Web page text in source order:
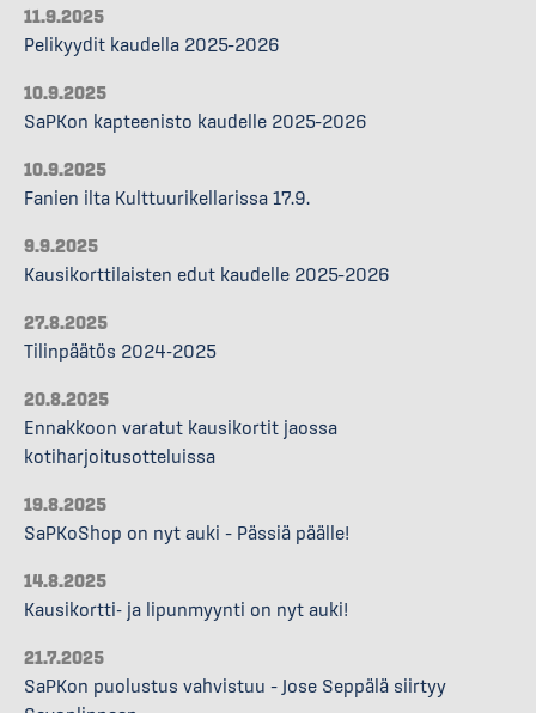
11.9.2025
Pelikyydit kaudella 2025–2026
10.9.2025
SaPKon kapteenisto kaudelle 2025–2026
10.9.2025
Fanien ilta Kulttuurikellarissa 17.9.
9.9.2025
Kausikorttilaisten edut kaudelle 2025–2026
27.8.2025
Tilinpäätös 2024-2025
20.8.2025
Ennakkoon varatut kausikortit jaossa
kotiharjoitusotteluissa
19.8.2025
SaPKoShop on nyt auki – Pässiä päälle!
14.8.2025
Kausikortti- ja lipunmyynti on nyt auki!
21.7.2025
SaPKon puolustus vahvistuu – Jose Seppälä siirtyy